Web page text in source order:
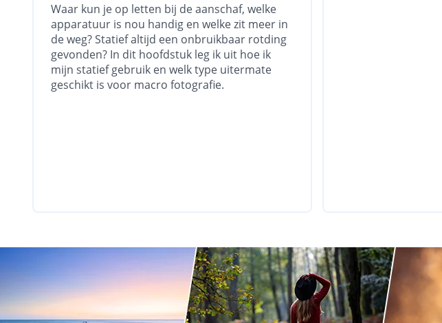
Waar kun je op letten bij de aanschaf, welke
apparatuur is nou handig en welke zit meer in
de weg? Statief altijd een onbruikbaar rotding
gevonden? In dit hoofdstuk leg ik uit hoe ik
mijn statief gebruik en welk type uitermate
geschikt is voor macro fotografie.